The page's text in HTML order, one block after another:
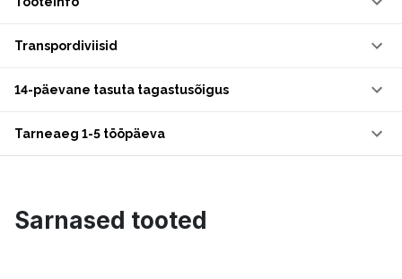
Transpordiviisid
14-päevane tasuta tagastusõigus
Tarneaeg 1-5 tööpäeva
Sarnased tooted